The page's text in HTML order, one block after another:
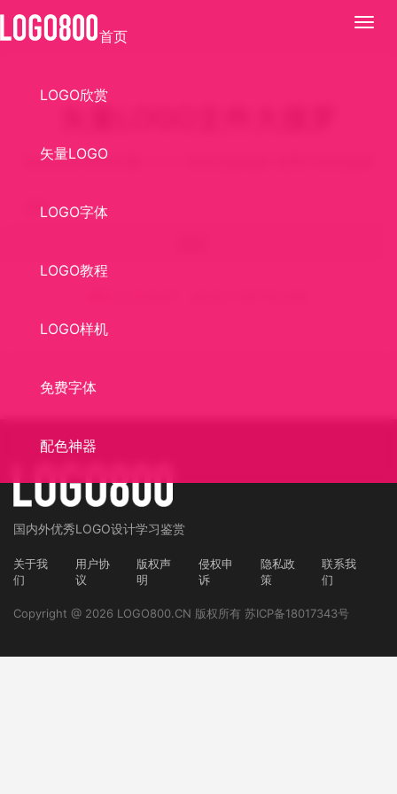
展
首页
LOGO欣赏
矢量LOGO
LOGO字体
LOGO教程
LOGO样机
免费字体
配色神器
知名企业/机构矢量LOGO 支持无损缩放 使用方便无烦恼
国内外优秀LOGO设计学习鉴赏
关于我
们
用户协
议
版权声
明
侵权申
诉
隐私政
策
联系我
们
Copyright @ 2026 LOGO800.CN 版权所有 苏ICP备18017343号